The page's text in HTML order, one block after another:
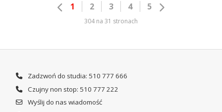
1 2 3 4 5
304 na 31 stronach
Zadzwoń do studia: 510 777 666
Czujny non stop: 510 777 222
Wyślij do nas wiadomość